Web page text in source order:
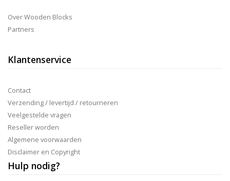
Over Wooden Blocks
Partners
Klantenservice
Contact
Verzending / levertijd / retourneren
Veelgestelde vragen
Reseller worden
Algemene voorwaarden
Disclaimer en Copyright
Hulp nodig?